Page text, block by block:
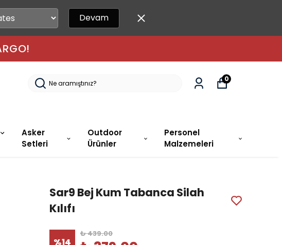
Devam
KARGODA!
Asker
Setleri
Outdoor
Ürünler
Personel
Malzemeleri
0
Sar9 Bej Kum Tabanca Silah
Kılıfı
%14
₺ 439.00